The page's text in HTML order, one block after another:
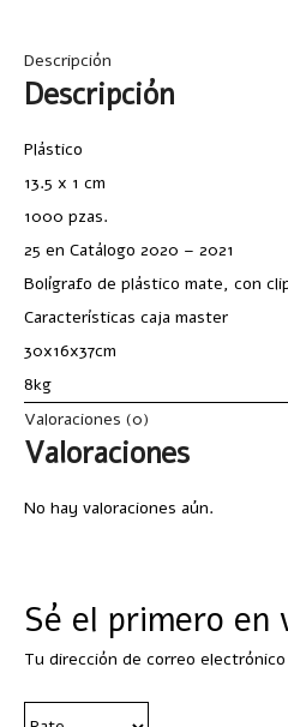
Descripción
Descripción
Plástico
13.5 x 1 cm
1000 pzas.
25 en Catálogo 2020 – 2021
Bolígrafo de plástico mate, con
Características caja master
30x16x37cm
8kg
Valoraciones (0)
Valoraciones
No hay valoraciones aún.
Sé el primero en
Tu dirección de correo